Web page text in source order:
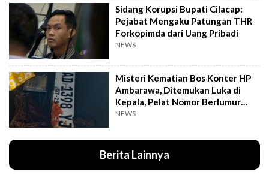
Sidang Korupsi Bupati Cilacap:
Pejabat Mengaku Patungan THR
Forkopimda dari Uang Pribadi
NEWS
Misteri Kematian Bos Konter HP
Ambarawa, Ditemukan Luka di
Kepala, Pelat Nomor Berlumur
Darah
NEWS
Berita Lainnya